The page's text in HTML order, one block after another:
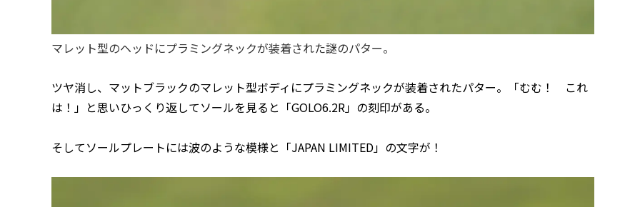
マレット型のヘッドにプラミングネックが装着された謎のパター。
ツヤ消し、マットブラックのマレット型ボディにプラミングネックが装着されたパター。「むむ！ これ
は！」と思いひっくり返してソールを見ると「GOLO6.2R」の刻印がある。
そしてソールプレートには波のような模様と「JAPAN LIMITED」の文字が！